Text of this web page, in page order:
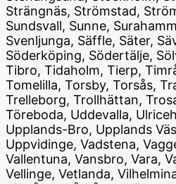
Strängnäs, Strömstad,
Sundsvall, Sunne,
Svenljunga, Säffle, Säter,
Söderköping, Södertälje,
Tibro, Tidaholm, Tierp,
Tomelilla, Torsby, Torsås,
Trelleborg, Trollhättan,
Töreboda, Uddevalla,
Upplands-Bro, Upplands
Uppvidinge, Vadstena,
Vallentuna, Vansbro, Vara,
Vellinge, Vetlanda,